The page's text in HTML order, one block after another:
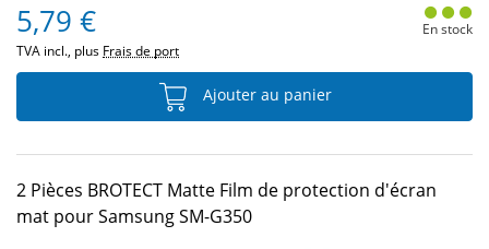
5,79 €
TVA incl., plus Frais de port
En stock
Ajouter au panier
2 Pièces BROTECT Matte Film de protection d'écran
mat pour Samsung SM-G350